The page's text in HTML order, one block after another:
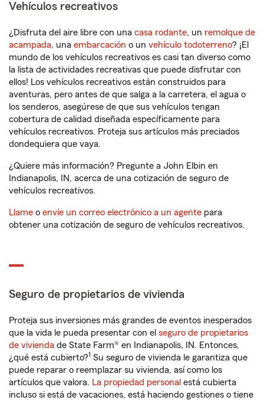
Vehículos recreativos
¿Disfruta del aire libre con una casa rodante, un remolque de
acampada, una embarcación o un vehículo todoterreno? ¡El
mundo de los vehículos recreativos es casi tan diverso como
la lista de actividades recreativas que puede disfrutar con
ellos! Los vehículos recreativos están construidos para
aventuras, pero antes de que salga a la carretera, el agua o
los senderos, asegúrese de que sus vehículos tengan
cobertura de calidad diseñada específicamente para
vehículos recreativos. Proteja sus artículos más preciados
dondequiera que vaya.
¿Quiere más información? Pregunte a John Elbin en
Indianapolis, IN, acerca de una cotización de seguro de
vehículos recreativos.
Llame o envíe un correo electrónico a un agente para
obtener una cotización de seguro de vehículos recreativos.
Seguro de propietarios de vivienda
Proteja sus inversiones más grandes de eventos inesperados
que la vida le pueda presentar con el seguro de propietarios
de vivienda de State Farm® en Indianapolis, IN. Entonces,
¿qué está cubierto?1 Su seguro de vivienda le garantiza que
puede reparar o reemplazar su vivienda, así como los
artículos que valora. La propiedad personal está cubierta
incluso si está de vacaciones, está haciendo gestiones o tiene